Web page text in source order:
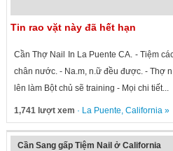
Tin rao vặt này đã hết hạn
Cần Thợ Nail In La Puente CA. - Tiệm
chân nước. - Na.m, n.ữ đều được. - Thợ
lên làm Bột chủ sẽ training - Mọi chi tiết...
1,741 lượt xem · La Puente, California»
Cần Sang gấp Tiệm Nail ở California